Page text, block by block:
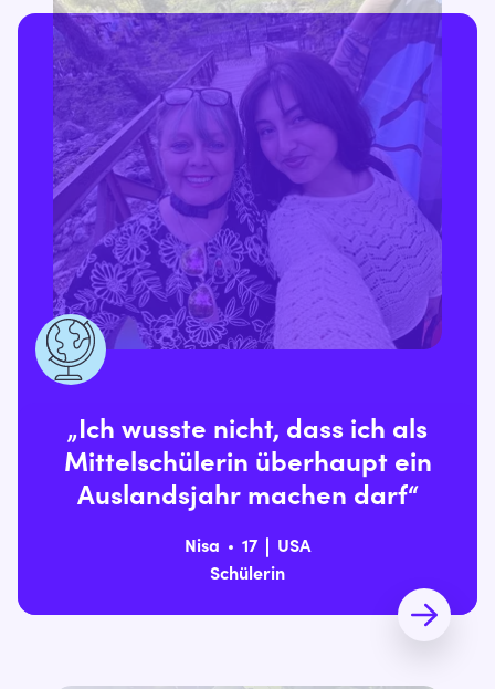
„Ich wusste nicht, dass ich als
Mittelschülerin überhaupt ein
Auslandsjahr machen darf“
Nisa 17
USA
Schülerin